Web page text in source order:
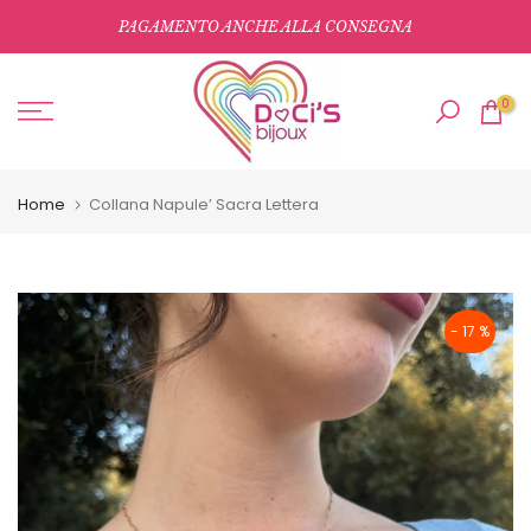
al
PAGAMENTO ANCHE ALLA CONSEGNA
0
Home Collana Napule’ Sacra Lettera
- 17 %